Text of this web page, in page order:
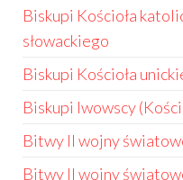
Biskupi Kościoła
słowackiego
Biskupi Kościoła
Biskupi lwowscy
Bitwy II wojny
Bitwy II wojny